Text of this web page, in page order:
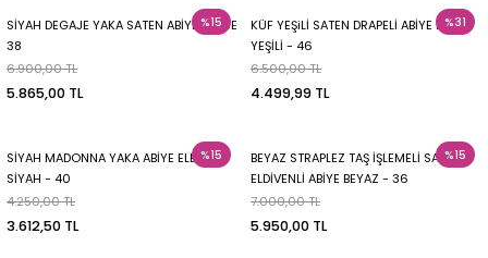
%15
SİYAH DEGAJE YAKA SATEN ABİYE ELBİSE
38
6.900,00 TL
5.865,00 TL
%31
KÜF YEŞiLİ SATEN DRAPELİ ABİYE KÜF
YEŞİLİ - 46
6.500,00 TL
4.499,99 TL
%15
SİYAH MADONNA YAKA ABİYE ELBİSE
SİYAH - 40
4.250,00 TL
3.612,50 TL
%15
BEYAZ STRAPLEZ TAŞ İŞLEMELİ SATEN
ELDİVENLİ ABİYE BEYAZ - 36
7.000,00 TL
5.950,00 TL